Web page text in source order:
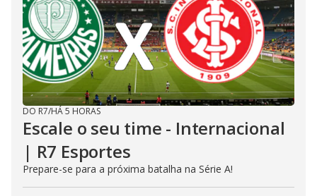
DO R7/HÁ 5 HORAS
Escale o seu time - Internacional
| R7 Esportes
Prepare-se para a próxima batalha na Série A!